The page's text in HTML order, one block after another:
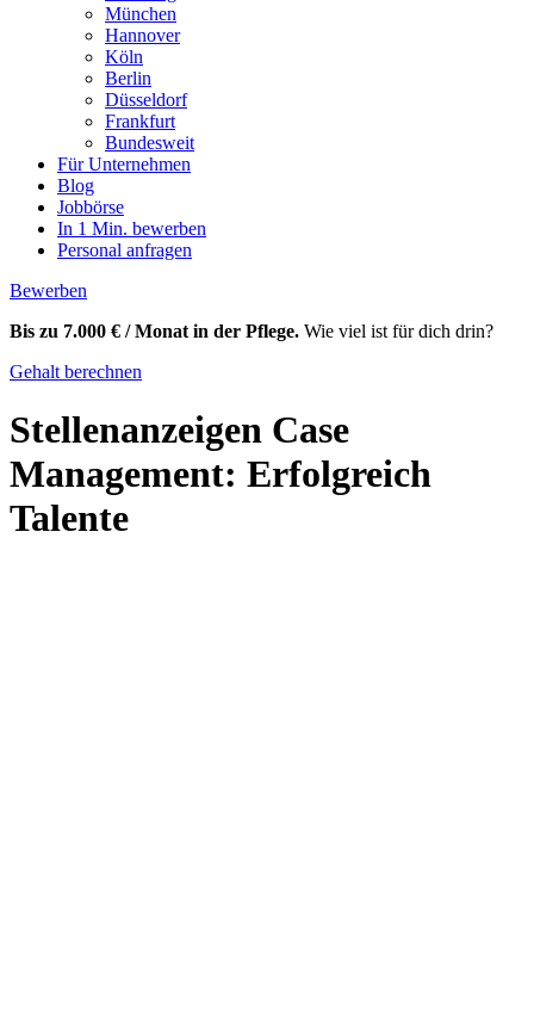
München
Hannover
Köln
Berlin
Düsseldorf
Frankfurt
Bundesweit
Für Unternehmen
Blog
Jobbörse
In 1 Min. bewerben
Personal anfragen
Bewerben
Bis zu 7.000 € / Monat in der Pflege. Wie viel ist für dich drin?
Gehalt berechnen
Stellenanzeigen Case
Management: Erfolgreich
Talente